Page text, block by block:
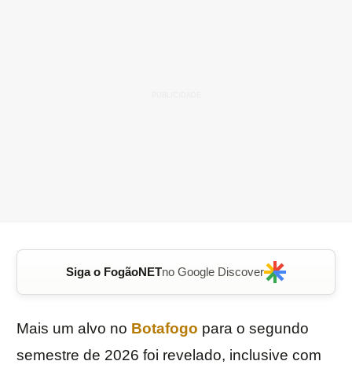
Siga o FogãoNETno Google Discover
Mais um alvo no Botafogo para o segundo
semestre de 2026 foi revelado, inclusive com